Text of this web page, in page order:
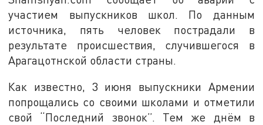
участием выпускников школ. По данным
источника, пять человек пострадали в
результате происшествия, случившегося в
Арагацотнской области страны.
Как известно, 3 июня выпускники Армении
попрощались со своими школами и отметили
свой “Последний звонок”. Тем же днём в